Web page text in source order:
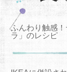
ふんわり触感
ラ」のレシピ